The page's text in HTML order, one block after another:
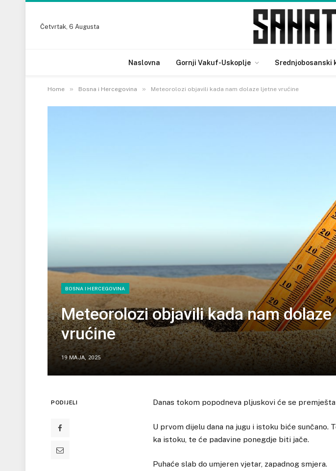
Četvrtak, 6 Augusta
Naslovna Gornji Vakuf-Uskoplje Srednjobosanski
Home » Bosna i Hercegovina » Meteorolozi objavili kada nam dolaze ljetne vrućine
BOSNA I HERCEGOVINA
Meteorolozi objavili kada nam
vrućine
19 MAJA, 2025
PODIJELI Danas tokom popodneva pljuskovi će se
U prvom dijelu dana na jugu i istoku biće
ka istoku, te će padavine ponegdje biti jače.
Puhaće slab do umjeren vjetar, zapadnog smjera.